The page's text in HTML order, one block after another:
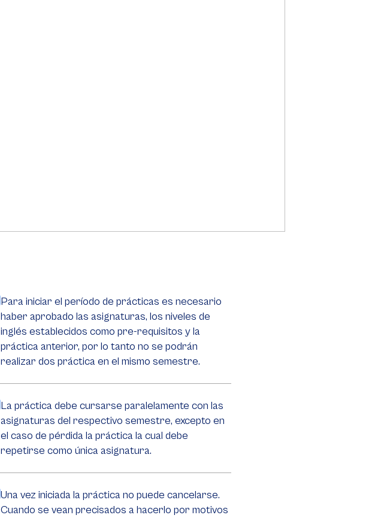
Para iniciar el período de prácticas es necesario
haber aprobado las asignaturas, los niveles de
inglés establecidos como pre-requisitos y la
práctica anterior, por lo tanto no se podrán
realizar dos práctica en el mismo semestre.
La práctica debe cursarse paralelamente con las
asignaturas del respectivo semestre, excepto en
el caso de pérdida la práctica la cual debe
repetirse como única asignatura.
Una vez iniciada la práctica no puede cancelarse.
Cuando se vean precisados a hacerlo por motivos